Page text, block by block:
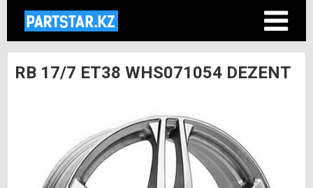
RB 17/7 ET38 WHS071054 DEZENT